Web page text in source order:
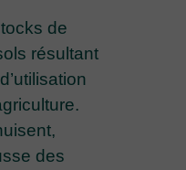
de
résultant
des